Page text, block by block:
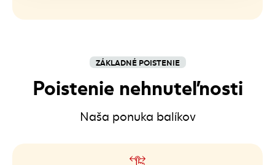
ZÁKLADNÉ POISTENIE
Poistenie nehnuteľnosti
Naša ponuka balíkov